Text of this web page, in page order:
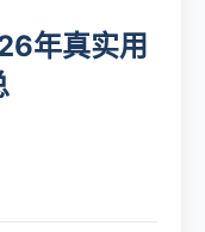
年真实用